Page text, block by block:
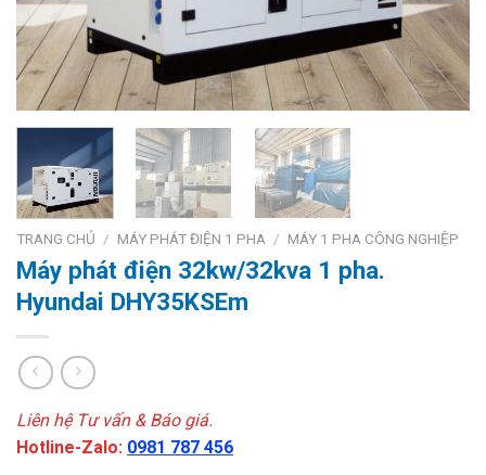
TRANG CHỦ / MÁY PHÁT ĐIỆN 1 PHA / MÁY 1 PHA CÔNG NGHIỆP
Máy phát điện 32kw/32kva 1 pha.
Hyundai DHY35KSEm
Liên hệ Tư vấn & Báo giá.
Hotline-Zalo: 0981 787 456